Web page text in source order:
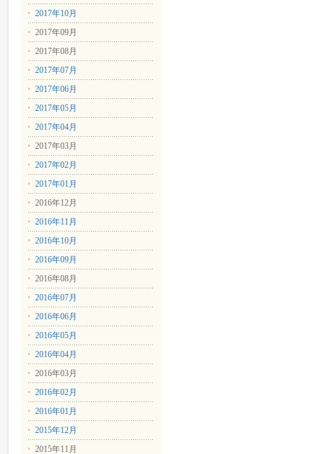
2017年10月
2017年09月
2017年08月
2017年07月
2017年06月
2017年05月
2017年04月
2017年03月
2017年02月
2017年01月
2016年12月
2016年11月
2016年10月
2016年09月
2016年08月
2016年07月
2016年06月
2016年05月
2016年04月
2016年03月
2016年02月
2016年01月
2015年12月
2015年11月